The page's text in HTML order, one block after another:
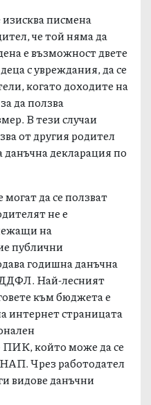
писмена
че той няма да
е възможност двете
с увреждания, да се
когато доходите на
да ползва
В тези случаи
от другия родител
данъчна декларация по
да се ползват
не е
на
публични
годишна данъчна
Най-лесният
към бюджета е
интернет страницата
който може да се
Чрез работодател
видове данъчни